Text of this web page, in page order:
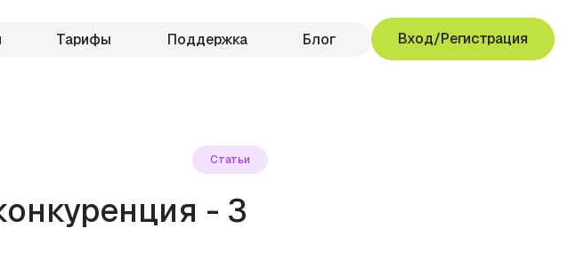
Тарифы Поддержка Блог Вход/Регистрация
Статьи
- 3